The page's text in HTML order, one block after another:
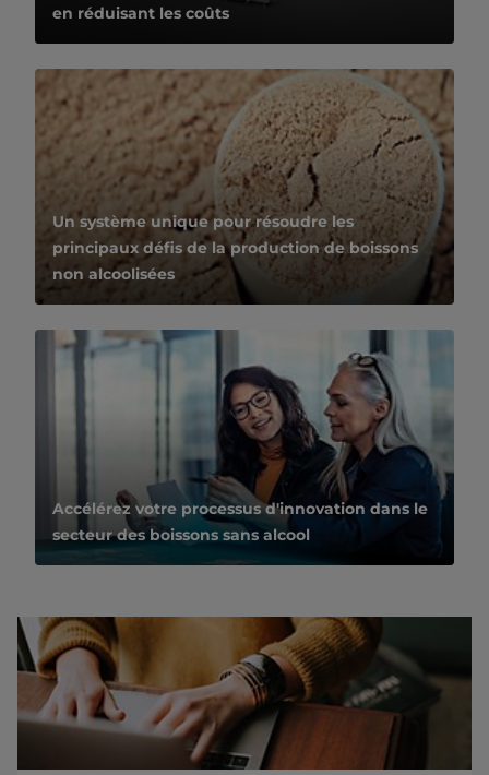
en réduisant les coûts
Un système unique pour résoudre les
principaux défis de la production de boissons
non alcoolisées
Accélérez votre processus d'innovation dans le
secteur des boissons sans alcool